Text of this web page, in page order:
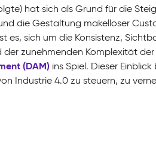
hat sich als Grund für die
die Gestaltung makelloser
es, sich um die Konsistenz,
zunehmenden Komplexität
(DAM) ins Spiel. Dieser
Industrie 4.0 zu steuern, zu